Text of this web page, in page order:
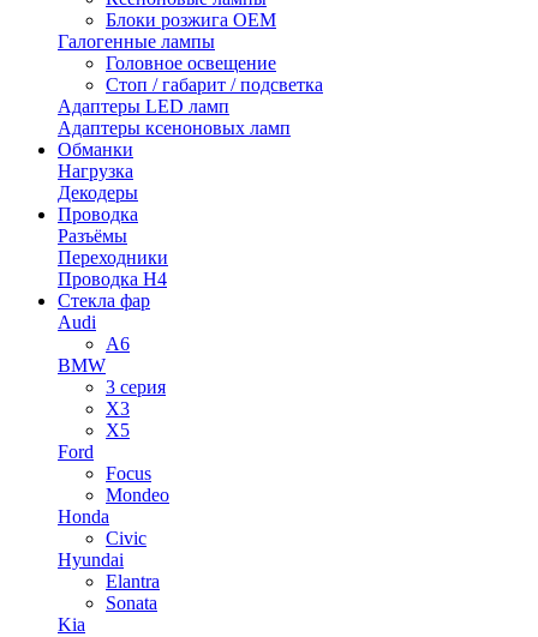
Блоки розжига OEM
Галогенные лампы
Головное освещение
Стоп / габарит / подсветка
Адаптеры LED ламп
Адаптеры ксеноновых ламп
Обманки
Нагрузка
Декодеры
Проводка
Разъёмы
Переходники
Проводка H4
Стекла фар
Audi
A6
BMW
3 серия
X3
X5
Ford
Focus
Mondeo
Honda
Civic
Hyundai
Elantra
Sonata
Kia